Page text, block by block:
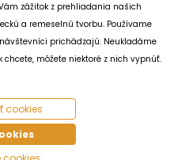
zážitok z prehliadania našich
a remeselnú tvorbu. Používame
prichádzajú. Neukladáme
môžete niektoré z nich vypnúť.
cookies
osobných údajov